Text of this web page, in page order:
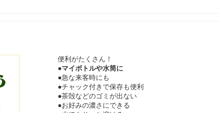
便利がたくさん！
●マイボトルや水筒に
●急な来客時にも
●チャック付きで保存も便利
●茶殻などのゴミが出ない
●お好みの濃さにできる